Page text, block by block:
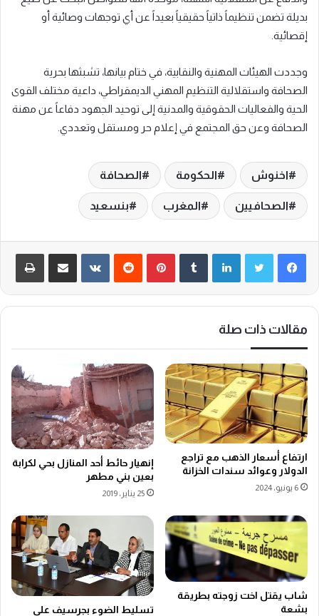
بديلة تضمن تنظيماً ذاتياً حقيقياً بعيداً عن أي توجهات وصائية أو
إقصائية.
وجددت الهيئات المهنية والنقابية، في ختام بيانها، تشبثها بحرية
الصحافة واستقلالية التنظيم المهني الديمقراطي، داعية مختلف القوى
الحية والفعاليات الحقوقية والمدنية إلى توحيد الجهود دفاعاً عن مهنة
الصحافة وعن حق المجتمع في إعلام حر ومستقل وتعددي.
اخنوش الحكومة الصحافة
الصحافيين المغرب بنسعيد
لينكدإن بينتيريست ‏VKontakte
مقالات ذات صلة
ارتفاع أسعار الذهب مع تراجع
الدولار وعوائد سندات الخزانة
6 يونيو، 2024
إنهيار حائط أحد المنازل بحي لكرابة
بعين بني مطهر
25 يناير، 2019
شاب يقتل اخت زوجته بطريقة
بشعة
تسليط الضوء بجرسيف على